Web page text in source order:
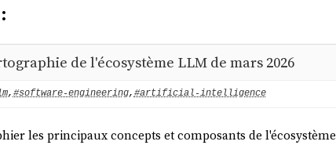
de l'écosystème LLM de mars 2026
,#software-engineering, #artificial-intelligence
les principaux concepts et composants de l'écosystème